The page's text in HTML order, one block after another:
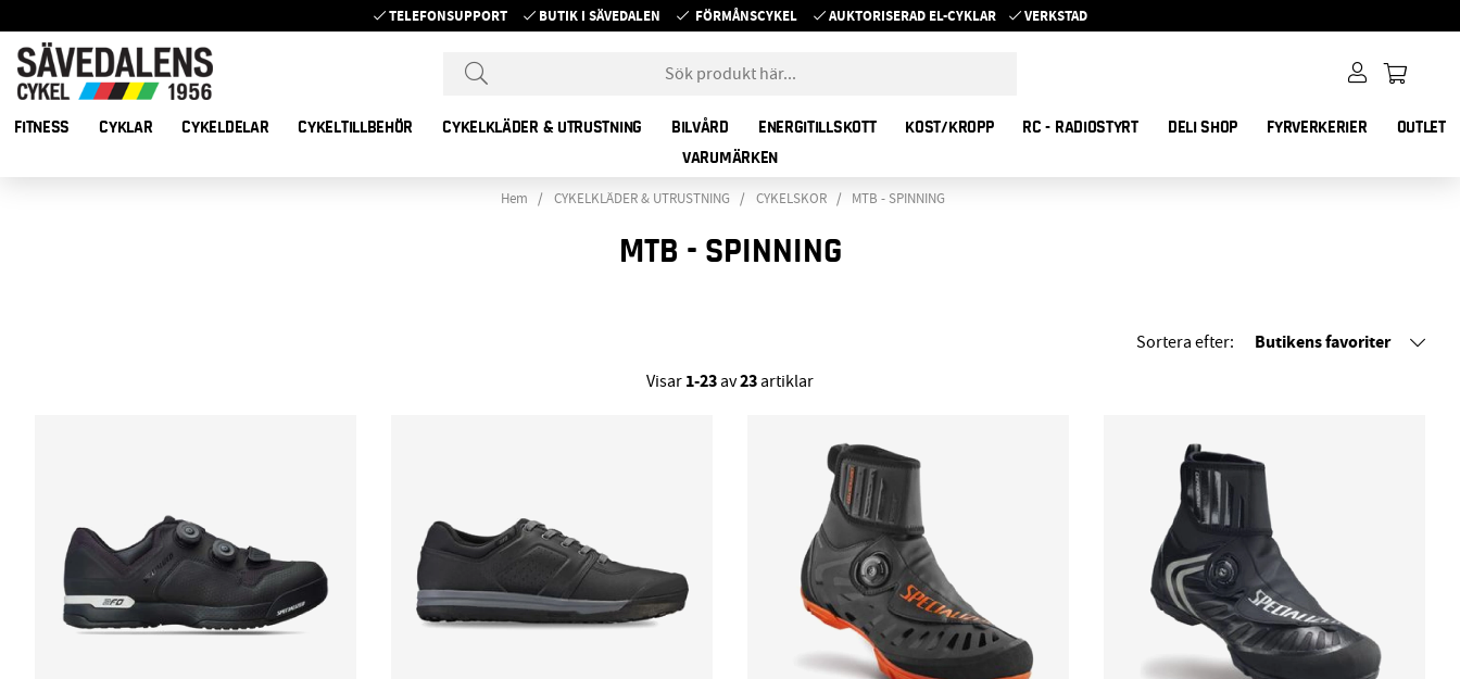
TELEFONSUPPORT BUTIK I SÄVEDALEN FÖRMÅNSCYKEL AUKTORISERAD EL-CYKLAR VERKSTAD
FITNESS CYKLAR CYKELDELAR CYKELTILLBEHÖR CYKELKLÄDER & UTRUSTNING BILVÅRD ENERGITILLSKOTT KOST/KROPP RC - RADIOSTYRT DELI SHOP FYRVERKERIER
OUTLET
VARUMÄRKEN
Hem CYKELKLÄDER & UTRUSTNING CYKELSKOR MTB - SPINNING
MTB - SPINNING
Sortera efter: Butikens favoriter
Visar 1-23av23artiklar